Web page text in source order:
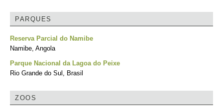
PARQUES
Reserva Parcial do Namibe
Namibe, Angola
Parque Nacional da Lagoa do Peixe
Rio Grande do Sul, Brasil
ZOOS